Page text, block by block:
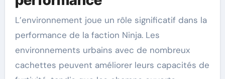
L’environnement joue un rôle significatif dans la
performance de la faction Ninja. Les
environnements urbains avec de nombreux
cachettes peuvent améliorer leurs capacités de